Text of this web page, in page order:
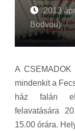
2013
Bodvou)
A CSEMADOK
mindenkit a
ház falán
felavatására
15.00 órára.